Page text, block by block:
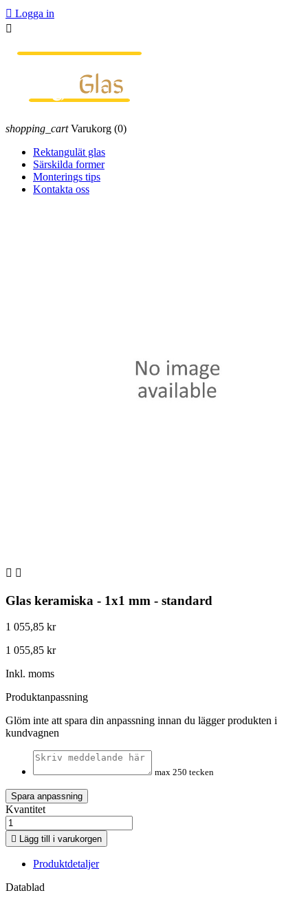
 Logga in

shopping_cart Varukorg (0)
Rektangulät glas
Särskilda former
Monterings tips
Kontakta oss
 
Glas keramiska - 1x1 mm - standard
1 055,85 kr
1 055,85 kr
Inkl. moms
Produktanpassning
Glöm inte att spara din anpassning innan du lägger produkten i
kundvagnen
max 250 tecken
Spara anpassning
Kvantitet
 Lägg till i varukorgen
Produktdetaljer
Datablad